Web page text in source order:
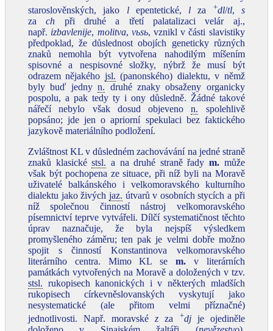
staroslověnských, jako lepentetické, l za +dl/tl, s
zach při druhé a třetí palatalizaci velár aj.,
např. izbavlenije, molitva, vьsь, vznikl v části slavistiky
předpoklad, že důslednost obojích geneticky různých
znaků nemohla být vytvořena nahodilým míšením
spisovné a nespisovné složky, nýbrž že musí být
odrazem nějakého jsl. (panonského) dialektu, v němž
byly buď jednyn. druhé znaky obsaženy organicky
pospolu, a pak tedy ty i ony důsledně. Žádné takové
nářečí nebylo však dosud objevenon. spolehlivě
popsáno; jde jen o apriorní spekulaci bez faktického
jazykově materiálního podložení.
Zvláštnost KL v důsledném zachovávání na jedné straně
znaků klasickéstsl. a na druhé straně řadym. může
však být pochopena ze situace, při níž byli na Moravě
uživatelé balkánského i velkomoravského kulturního
dialektu jako živých jaz. útvarů v osobních stycích a při
níž společnou činností nástroj velkomoravského
písemnictví teprve vytvářeli. Dílčí systematičnost těchto
úprav naznačuje, že byla nejspíš výsledkem
promyšleného záměru; ten pak je velmi dobře možno
spojit s činností Konstantinova velkomoravského
literárního centra. Mimo KL sem. v literárních
památkách vytvořených na Moravě a doložených v tzv.
stsl. rukopisech kanonických i v některých mladších
rukopisech církevněslovanských vyskytují jako
nesystematické (ale přitom velmi příznačné)
jednotlivosti. Např. moravskéz za +djje ojediněle